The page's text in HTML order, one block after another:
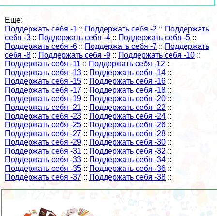
Еще:
Поддержать себя -1 :: Поддержать себя -2 :: Поддержать
себя -3 :: Поддержать себя -4 :: Поддержать себя -5 ::
Поддержать себя -6 :: Поддержать себя -7 :: Поддержать
себя -8 :: Поддержать себя -9 :: Поддержать себя -10 ::
Поддержать себя -11 :: Поддержать себя -12 ::
Поддержать себя -13 :: Поддержать себя -14 ::
Поддержать себя -15 :: Поддержать себя -16 ::
Поддержать себя -17 :: Поддержать себя -18 ::
Поддержать себя -19 :: Поддержать себя -20 ::
Поддержать себя -21 :: Поддержать себя -22 ::
Поддержать себя -23 :: Поддержать себя -24 ::
Поддержать себя -25 :: Поддержать себя -26 ::
Поддержать себя -27 :: Поддержать себя -28 ::
Поддержать себя -29 :: Поддержать себя -30 ::
Поддержать себя -31 :: Поддержать себя -32 ::
Поддержать себя -33 :: Поддержать себя -34 ::
Поддержать себя -35 :: Поддержать себя -36 ::
Поддержать себя -37 :: Поддержать себя -38 ::